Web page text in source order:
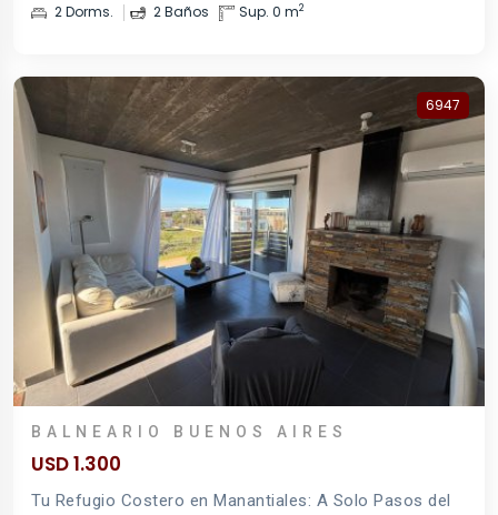
2 Dorms. 2 Baños Sup. 0 m2
6947
BALNEARIO BUENOS AIRES
USD 1.300
Tu Refugio Costero en Manantiales: A Solo Pasos del